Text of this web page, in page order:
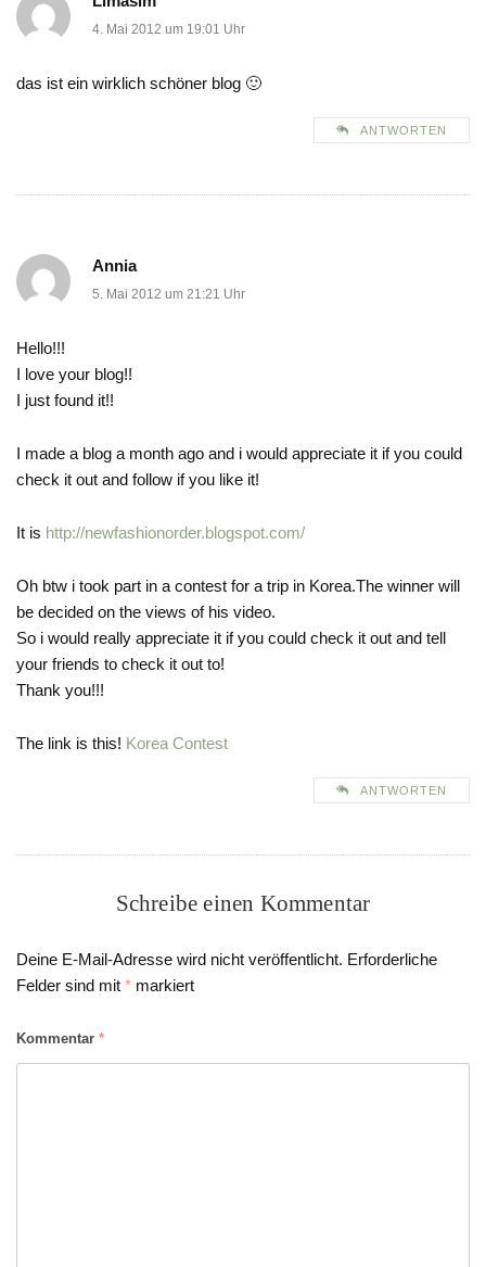
4. Mai 2012 um 19:01 Uhr
das ist ein wirklich schöner blog 🙂
ANTWORTEN
Annia
5. Mai 2012 um 21:21 Uhr
Hello!!!
I love your blog!!
I just found it!!
I made a blog a month ago and i would appreciate it if you could
check it out and follow if you like it!
It is http://newfashionorder.blogspot.com/
Oh btw i took part in a contest for a trip in Korea.The winner will
be decided on the views of his video.
So i would really appreciate it if you could check it out and tell
your friends to check it out to!
Thank you!!!
The link is this! Korea Contest
ANTWORTEN
Schreibe einen Kommentar
Deine E-Mail-Adresse wird nicht veröffentlicht. Erforderliche
Felder sind mit * markiert
Kommentar *